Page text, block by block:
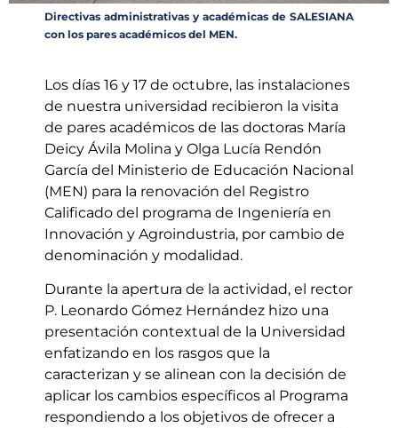
Directivas administrativas y académicas de SALESIANA
con los pares académicos del MEN.
Los días 16 y 17 de octubre, las instalaciones
de nuestra universidad recibieron la visita
de pares académicos de las doctoras María
Deicy Ávila Molina y Olga Lucía Rendón
García del Ministerio de Educación Nacional
(MEN) para la renovación del Registro
Calificado del programa de Ingeniería en
Innovación y Agroindustria, por cambio de
denominación y modalidad.
Durante la apertura de la actividad, el rector
P. Leonardo Gómez Hernández hizo una
presentación contextual de la Universidad
enfatizando en los rasgos que la
caracterizan y se alinean con la decisión de
aplicar los cambios específicos al Programa
respondiendo a los objetivos de ofrecer a